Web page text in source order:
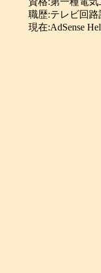
職歴:テレビ回路
現在:AdSense